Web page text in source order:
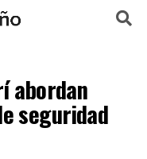
abordan
seguridad